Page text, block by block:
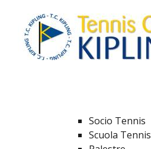
contenuto
Socio Tennis
Scuola Tennis